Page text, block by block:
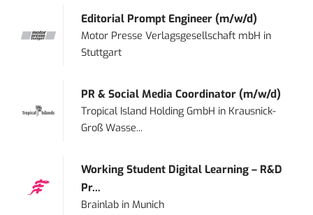
Editorial Prompt Engineer (m/w/d)
Motor Presse Verlagsgesellschaft mbH in
Stuttgart
PR & Social Media Coordinator (m/w/d)
Tropical Island Holding GmbH in Krausnick-
Groß Wasse...
Working Student Digital Learning – R&D
Pr...
Brainlab inMunich